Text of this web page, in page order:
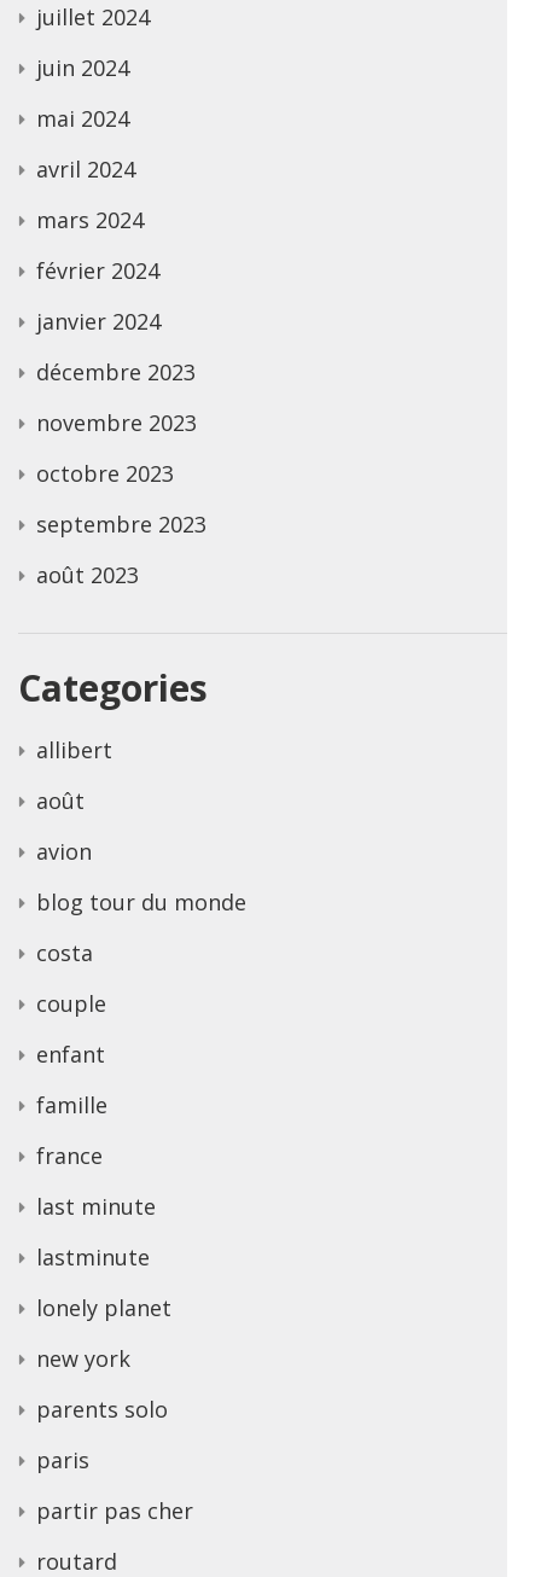
juillet 2024
juin 2024
mai 2024
avril 2024
mars 2024
février 2024
janvier 2024
décembre 2023
novembre 2023
octobre 2023
septembre 2023
août 2023
Categories
allibert
août
avion
blog tour du monde
costa
couple
enfant
famille
france
last minute
lastminute
lonely planet
new york
parents solo
paris
partir pas cher
routard